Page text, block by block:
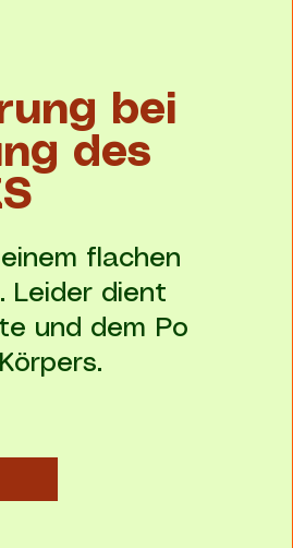
bei
des
flachen
Leider dient
und dem Po